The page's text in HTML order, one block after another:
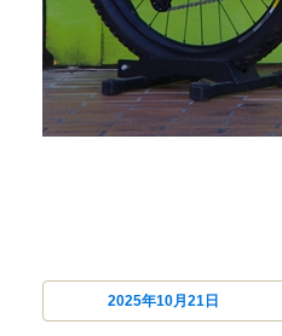
2025年10月21日